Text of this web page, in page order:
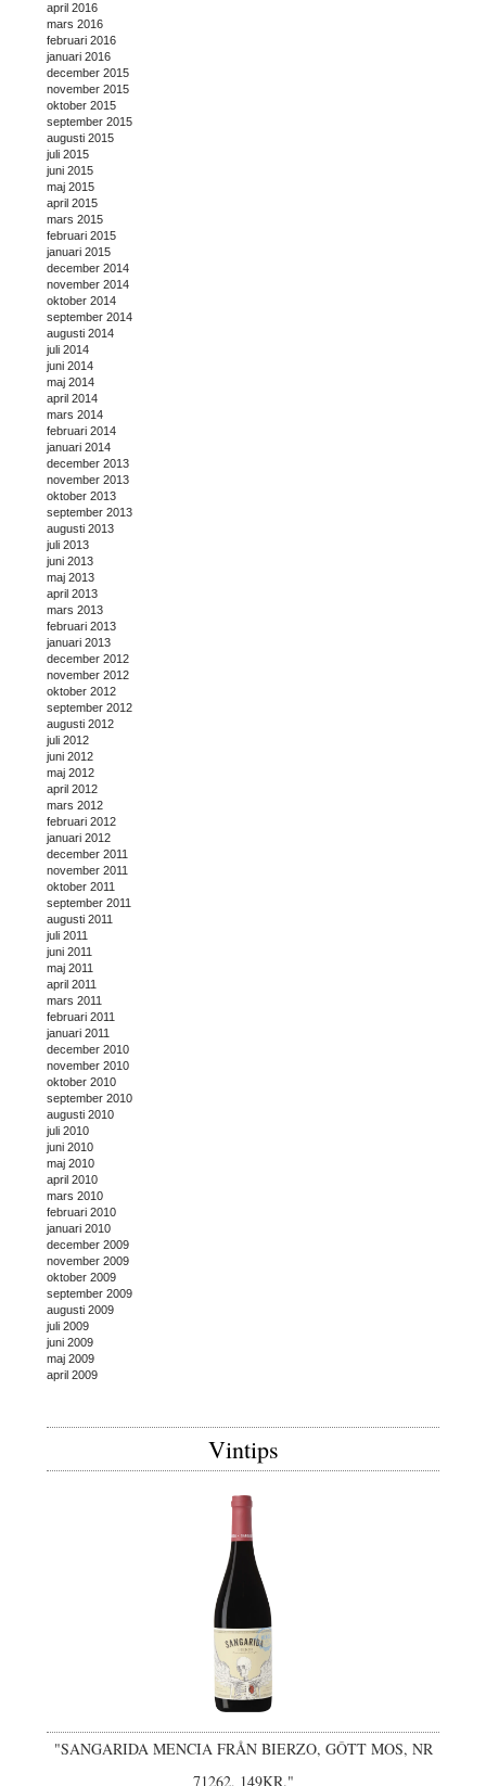
april 2016
mars 2016
februari 2016
januari 2016
december 2015
november 2015
oktober 2015
september 2015
augusti 2015
juli 2015
juni 2015
maj 2015
april 2015
mars 2015
februari 2015
januari 2015
december 2014
november 2014
oktober 2014
september 2014
augusti 2014
juli 2014
juni 2014
maj 2014
april 2014
mars 2014
februari 2014
januari 2014
december 2013
november 2013
oktober 2013
september 2013
augusti 2013
juli 2013
juni 2013
maj 2013
april 2013
mars 2013
februari 2013
januari 2013
december 2012
november 2012
oktober 2012
september 2012
augusti 2012
juli 2012
juni 2012
maj 2012
april 2012
mars 2012
februari 2012
januari 2012
december 2011
november 2011
oktober 2011
september 2011
augusti 2011
juli 2011
juni 2011
maj 2011
april 2011
mars 2011
februari 2011
januari 2011
december 2010
november 2010
oktober 2010
september 2010
augusti 2010
juli 2010
juni 2010
maj 2010
april 2010
mars 2010
februari 2010
januari 2010
december 2009
november 2009
oktober 2009
september 2009
augusti 2009
juli 2009
juni 2009
maj 2009
april 2009
Vintips
"SANGARIDA MENCIA FRÅN BIERZO, GÔTT MOS, NR
71262, 149KR."